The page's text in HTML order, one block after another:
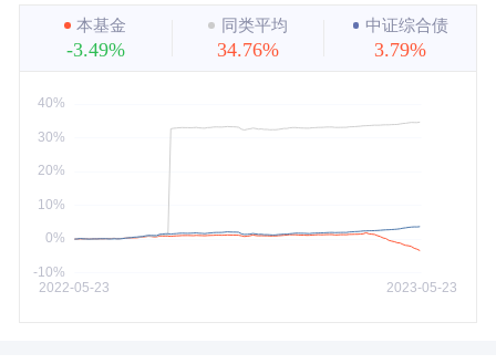
近3年
近5年
最大
本基金
-3.49%
同类平均
34.76%
中证综合债
3.79%